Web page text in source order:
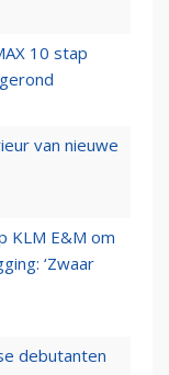
10 stap
van nieuwe
KLM E&M om
‘Zwaar
debutanten